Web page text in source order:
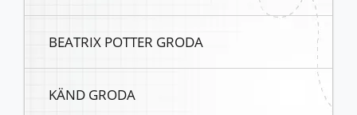
BEATRIX POTTER GRODA
KÄND GRODA